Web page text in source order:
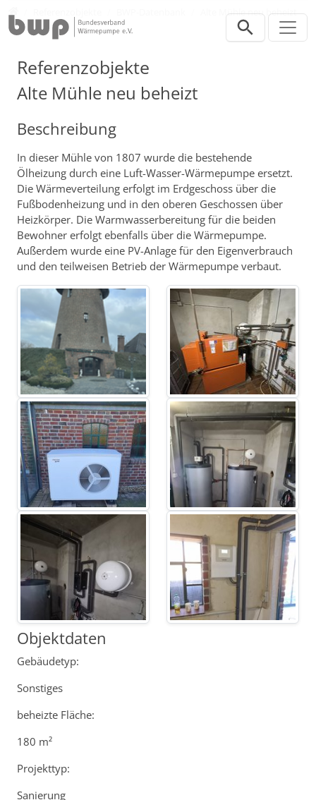
Alte Mühle neu beheizt
Referenzobjekte
Alte Mühle neu beheizt
Beschreibung
In dieser Mühle von 1807 wurde die bestehende
Ölheizung durch eine Luft-Wasser-Wärmepumpe ersetzt.
Die Wärmeverteilung erfolgt im Erdgeschoss über die
Fußbodenheizung und in den oberen Geschossen über
Heizkörper. Die Warmwasserbereitung für die beiden
Bewohner erfolgt ebenfalls über die Wärmepumpe.
Außerdem wurde eine PV-Anlage für den Eigenverbrauch
und den teilweisen Betrieb der Wärmepumpe verbaut.
Objektdaten
Gebäudetyp:
Sonstiges
beheizte Fläche:
180 m²
Projekttyp:
Sanierung